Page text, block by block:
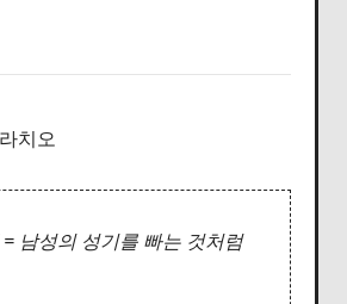
치오
남성의 성기를 빠는 것처럼